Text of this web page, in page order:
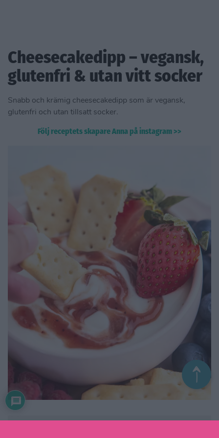
Cheesecakedipp – vegansk,
glutenfri & utan vitt socker
Snabb och krämig cheesecakedipp som är vegansk,
glutenfri och utan tillsatt socker.
Följ receptets skapare Anna på instagram >>